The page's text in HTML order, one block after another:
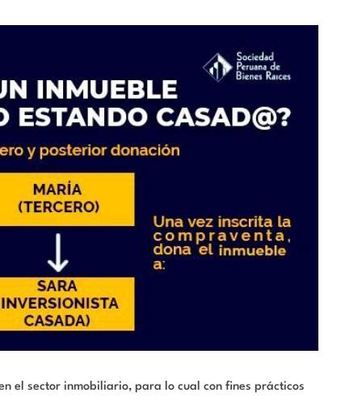
el sector inmobiliario, para lo cual con fines prácticos